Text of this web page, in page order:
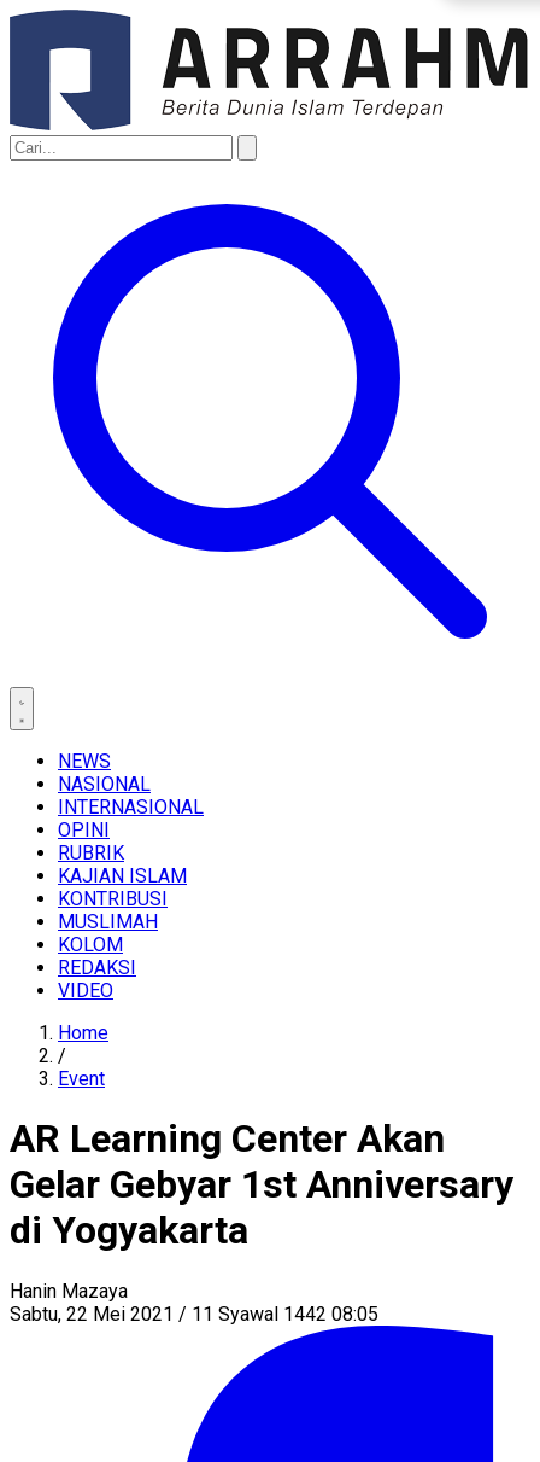
NEWS
NASIONAL
INTERNASIONAL
OPINI
RUBRIK
KAJIAN ISLAM
KONTRIBUSI
MUSLIMAH
KOLOM
REDAKSI
VIDEO
Home
/
Event
AR Learning Center Akan
Gelar Gebyar 1st Anniversary
di Yogyakarta
Hanin Mazaya
Sabtu, 22 Mei 2021 / 11 Syawal 1442 08:05